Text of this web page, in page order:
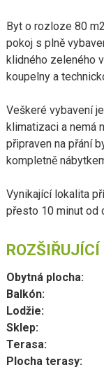
Byt o rozloze 80
pokoj s plně
klidného zeleného
koupelny a
Veškeré vybavení
klimatizaci a nemá
připraven na přání
kompletně
Vynikající lokalita
přesto 10 minut od
ROZŠIŘUJÍCÍ
Obytná plocha:
Balkón:
Lodžie:
Sklep:
Terasa:
Plocha terasy: